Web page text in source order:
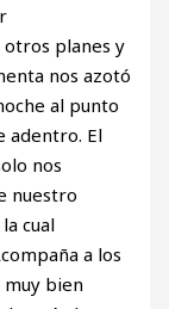
planes y
nos azotó
al punto
adentro. El
nos
nuestro
cual
a los
muy bien